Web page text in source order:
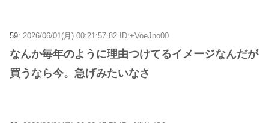
59: 2026/06/01(月) 00:21:57.82 ID:+VoeJno00
なんか毎年のように理由つけてるイメージなんだが
買うなら今。急げみたいなさ